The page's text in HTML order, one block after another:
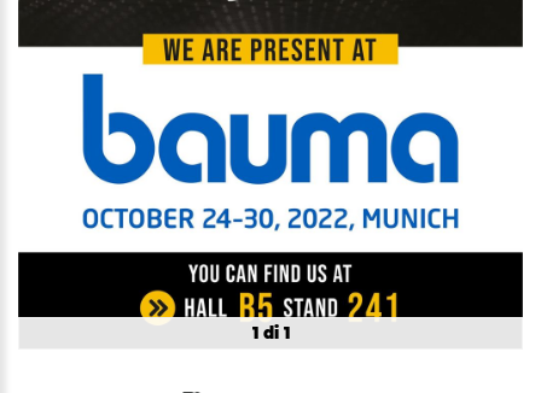
1 di 1